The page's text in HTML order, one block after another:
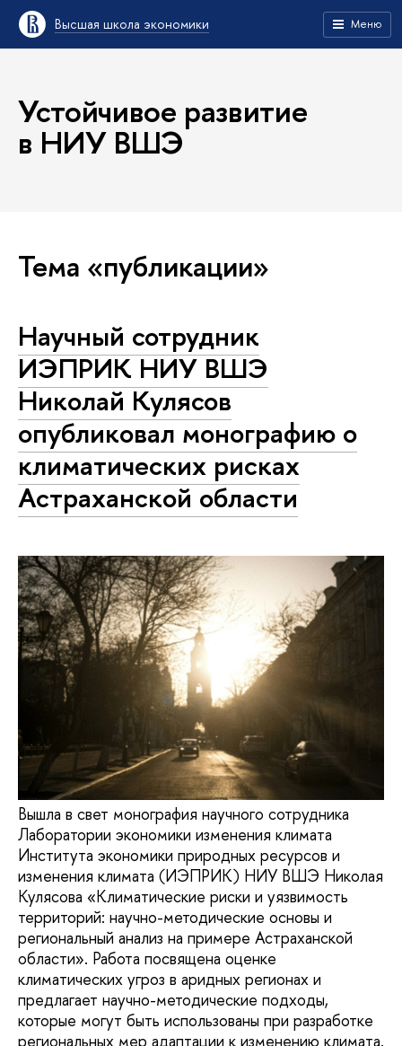
Высшая школа экономики Меню
Устойчивое развитие
в НИУ ВШЭ
Тема «публикации»
Научный сотрудник
ИЭПРИК НИУ ВШЭ
Николай Кулясов
опубликовал монографию о
климатических рисках
Астраханской области
Вышла в свет монография научного сотрудника
Лаборатории экономики изменения климата
Института экономики природных ресурсов и
изменения климата (ИЭПРИК) НИУ ВШЭ Николая
Кулясова «Климатические риски и уязвимость
территорий: научно-методические основы и
региональный анализ на примере Астраханской
области». Работа посвящена оценке
климатических угроз в аридных регионах и
предлагает научно-методические подходы,
которые могут быть использованы при разработке
региональных мер адаптации к изменению климата.